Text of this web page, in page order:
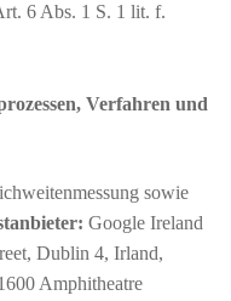
6 Abs. 1 S. 1 lit. f.
Verfahren und
sowie
Google Ireland
Dublin 4, Irland,
Amphitheatre